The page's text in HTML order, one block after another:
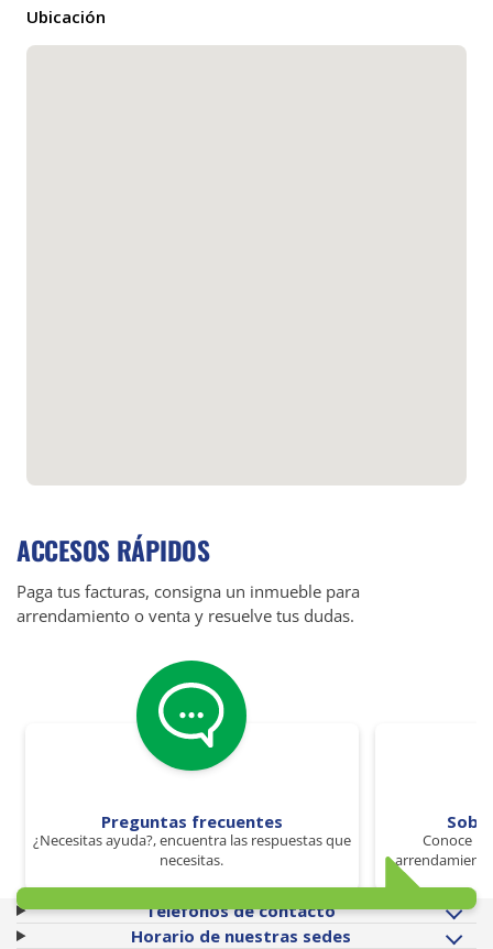
Ubicación
ACCESOS RÁPIDOS
Paga tus facturas, consigna un inmueble para
arrendamiento o venta y resuelve tus dudas.
Preguntas frecuentes
¿Necesitas ayuda?, encuentra las respuestas que
necesitas.
Conoce
Teléfonos de contacto
Horario de nuestras sedes